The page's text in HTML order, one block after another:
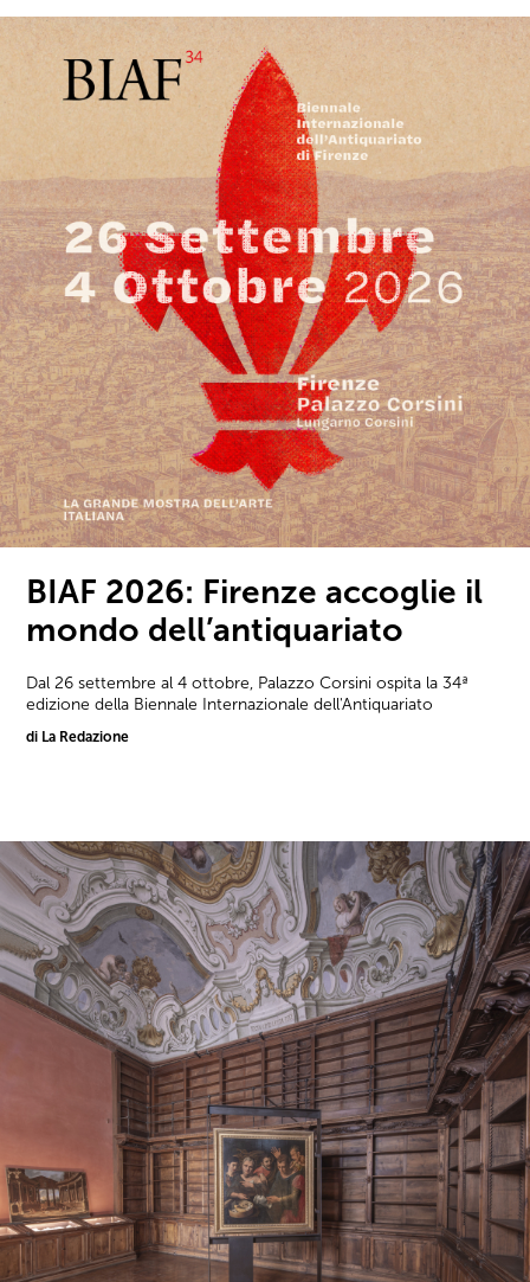
BIAF 2026: Firenze accoglie il
mondo dell’antiquariato
Dal 26 settembre al 4 ottobre, Palazzo Corsini ospita la 34ª
edizione della Biennale Internazionale dell'Antiquariato
di La Redazione